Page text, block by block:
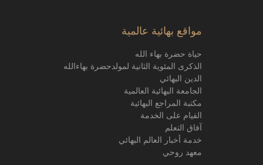
مواقع بهائية عالمية
حياة حضرة بهاء الله
الذكرى المئوية الثانية لمولدحضرة بهاءالله
الدين البهائي
الجامعة البهائية العالمية
مكتبة المراجع البهائية
القيام على الخدمة
آفاق التعلم
خدمة أخبار العالم البهائي
معهد روحي